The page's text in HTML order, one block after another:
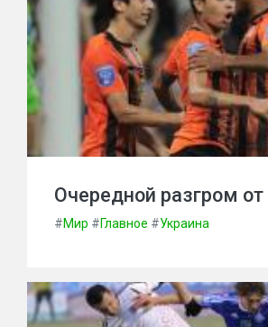
Очередной разгром
#Мир #Главное #Украина